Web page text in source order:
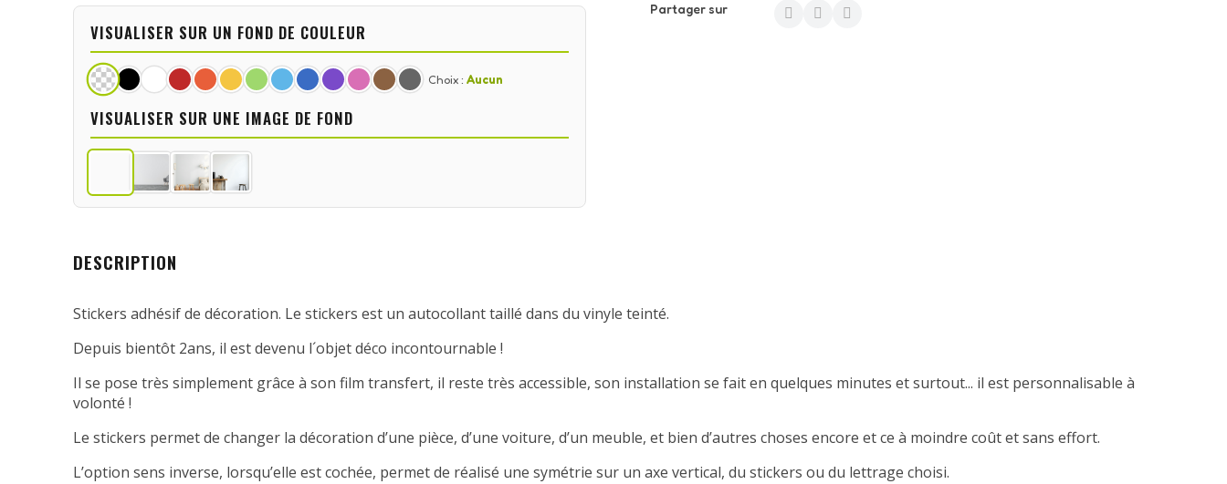
VISUALISER SUR UN FOND DE COULEUR
Choix : Aucun
VISUALISER SUR UNE IMAGE DE FOND
Partager sur
DESCRIPTION
Stickers adhésif de décoration. Le stickers est un autocollant taillé dans du vinyle teinté.
Depuis bientôt 2ans, il est devenu l´objet déco incontournable !
Il se pose très simplement grâce à son film transfert, il reste très accessible, son installation se fait en quelques minutes et surtout... il est personnalisable à
volonté !
Le stickers permet de changer la décoration d’une pièce, d’une voiture, d’un meuble, et bien d’autres choses encore et ce à moindre coût et sans effort.
L’option sens inverse, lorsqu’elle est cochée, permet de réalisé une symétrie sur un axe vertical, du stickers ou du lettrage choisi.